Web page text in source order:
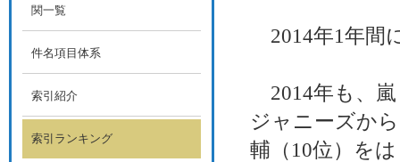
2014年1年間
2014年も、嵐
ジャニーズか
輔（10位）を
関一覧
件名項目体系
索引紹介
索引ランキング